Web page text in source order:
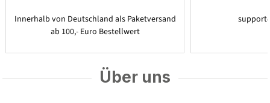
Innerhalb von Deutschland als Paketversand
ab 100,- Euro Bestellwert
Über uns